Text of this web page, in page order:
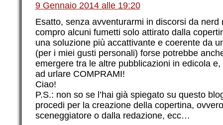
9 Gennaio 2014 alle 19:20
Esatto, senza avventurarmi in discorsi da
compro alcuni fumetti solo attirato dalla
una soluzione più accattivante e coerente da
(per i miei gusti personali) forse potrebbe
emergere tra le altre pubblicazioni in edicola
ad urlare COMPRAMI!
Ciao!
P.S.: non so se l’hai già spiegato su questo
procedi per la creazione della copertina,
sceneggiatore o dalla redazione, ecc…